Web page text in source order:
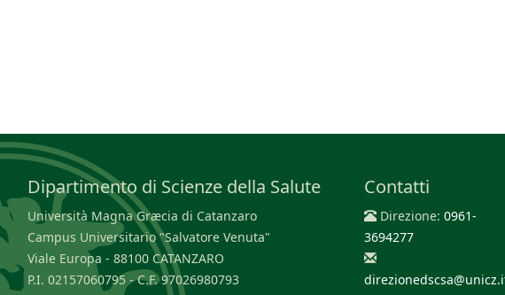
Dipartimento di Scienze della Salute
Università Magna Græcia di Catanzaro
Campus Universitario "Salvatore Venuta"
Viale Europa - 88100 CATANZARO
P.I. 02157060795 - C.F. 97026980793
Contatti
Direzione: 0961-
3694277